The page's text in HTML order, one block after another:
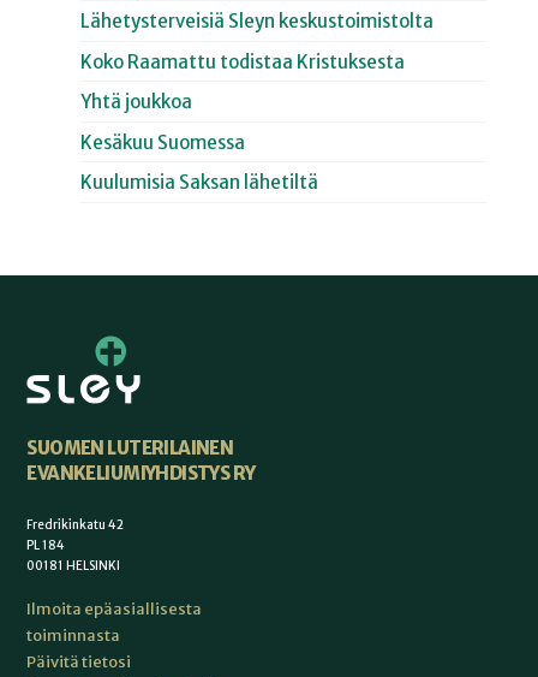
Lähetysterveisiä Sleyn keskustoimistolta
Koko Raamattu todistaa Kristuksesta
Yhtä joukkoa
Kesäkuu Suomessa
Kuulumisia Saksan lähetiltä
SUOMEN LUTERILAINEN
EVANKELIUMIYHDISTYS RY
Fredrikinkatu 42
PL 184
00181 HELSINKI
Ilmoita epäasiallisesta
toiminnasta
Päivitä tietosi